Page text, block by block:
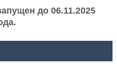
до 06.11.2025